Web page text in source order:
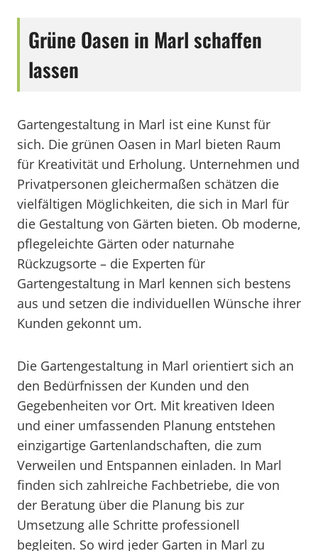
Grüne Oasen in Marl schaffen
lassen
Gartengestaltung in Marl ist eine Kunst für
sich. Die grünen Oasen in Marl bieten Raum
für Kreativität und Erholung. Unternehmen und
Privatpersonen gleichermaßen schätzen die
vielfältigen Möglichkeiten, die sich in Marl für
die Gestaltung von Gärten bieten. Ob moderne,
pflegeleichte Gärten oder naturnahe
Rückzugsorte – die Experten für
Gartengestaltung in Marl kennen sich bestens
aus und setzen die individuellen Wünsche ihrer
Kunden gekonnt um.
Die Gartengestaltung in Marl orientiert sich an
den Bedürfnissen der Kunden und den
Gegebenheiten vor Ort. Mit kreativen Ideen
und einer umfassenden Planung entstehen
einzigartige Gartenlandschaften, die zum
Verweilen und Entspannen einladen. In Marl
finden sich zahlreiche Fachbetriebe, die von
der Beratung über die Planung bis zur
Umsetzung alle Schritte professionell
begleiten. So wird jeder Garten in Marl zu